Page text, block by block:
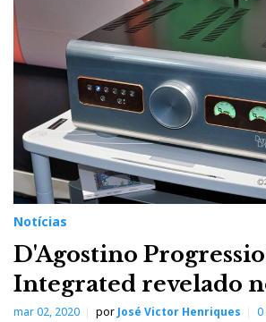
Notícias
D'Agostino
Integrated revelado
mar 02, 2020 por José Victor Henriques 0